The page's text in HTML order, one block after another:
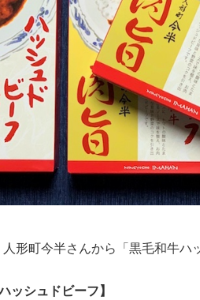
形町今半さんから「黒毛和牛ハ
ッシュドビーフ】